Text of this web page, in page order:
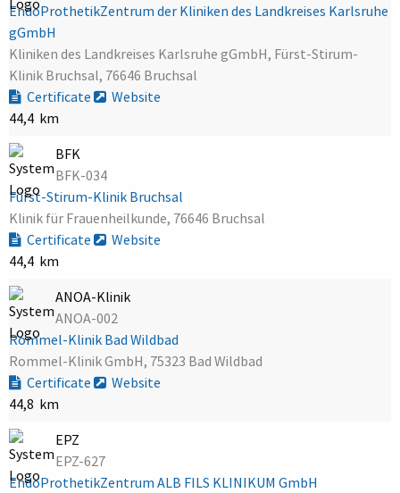
EndoProthetikZentrum der Kliniken des Landkreises Karlsruhe
gGmbH
Kliniken des Landkreises Karlsruhe gGmbH, Fürst-Stirum-
Klinik Bruchsal, 76646 Bruchsal
Certificate
Website
44,4 km
BFK
BFK-034
Fürst-Stirum-Klinik Bruchsal
Klinik für Frauenheilkunde, 76646 Bruchsal
Certificate
Website
44,4 km
ANOA-Klinik
ANOA-002
Rommel-Klinik Bad Wildbad
Rommel-Klinik GmbH, 75323 Bad Wildbad
Certificate
Website
44,8 km
EPZ
EPZ-627
EndoProthetikZentrum ALB FILS KLINIKUM GmbH